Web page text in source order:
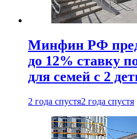
Минфин РФ
до 12% ставку
для семей с 2
2 года спустя2 года спустя